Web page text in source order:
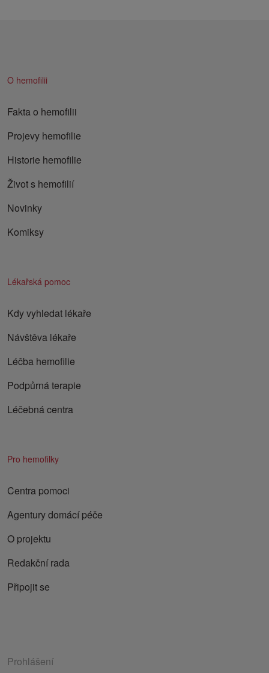
O hemofilii
Fakta o hemofilii
Projevy hemofilie
Historie hemofilie
Život s hemofilií
Novinky
Komiksy
Lékařská pomoc
Kdy vyhledat lékaře
Návštěva lékaře
Léčba hemofilie
Podpůrná terapie
Léčebná centra
Pro hemofilky
Centra pomoci
Agentury domácí péče
O projektu
Redakční rada
Připojit se
Prohlášení